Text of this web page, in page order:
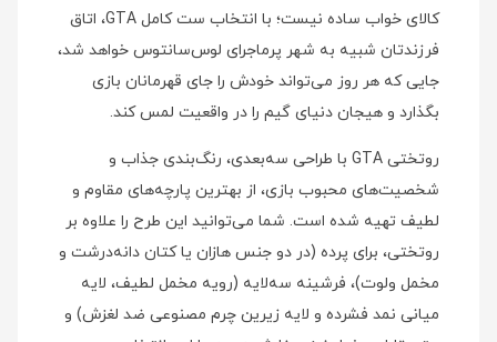
کالای خواب ساده نیست؛ با انتخاب ست کامل GTA، اتاق
فرزندتان شبیه به شهر پرماجرای لوس‌سانتوس خواهد شد،
جایی که هر روز می‌تواند خودش را جای قهرمانان بازی
بگذارد و هیجان دنیای گیم را در واقعیت لمس کند.
روتختی GTA با طراحی سه‌بعدی، رنگ‌بندی جذاب و
شخصیت‌های محبوب بازی، از بهترین پارچه‌های مقاوم و
لطیف تهیه شده است. شما می‌توانید این طرح را علاوه بر
روتختی، برای پرده (در دو جنس هازان یا کتان دانه‌درشت و
مخمل ولوت)، فرشینه سه‌لایه (رویه مخمل لطیف، لایه
میانی نمد فشرده و لایه زیرین چرم مصنوعی ضد لغزش) و